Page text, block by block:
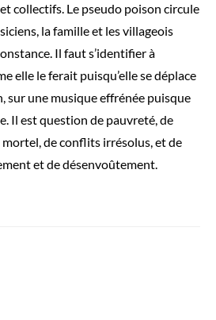
collectifs. Le pseudo poison circule
la famille et les villageois
Il faut s’identifier à
elle le ferait puisqu’elle se déplace
sur une musique effrénée puisque
Il est question de pauvreté, de
mortel, de conflits irrésolus, et de
et de désenvoûtement.